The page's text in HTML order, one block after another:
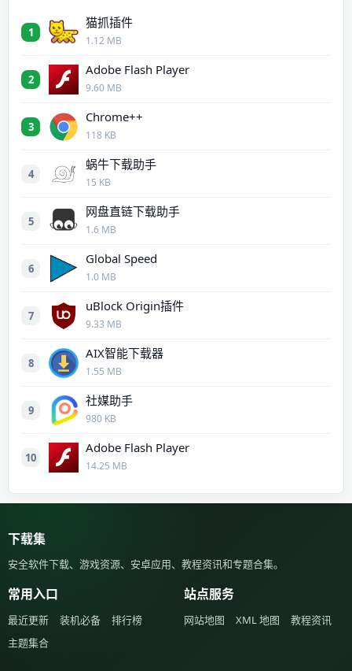
1
猫抓插件
1.12 MB
2
Adobe Flash Player
9.60 MB
3
Chrome++
118 KB
4
蜗牛下载助手
15 KB
5
网盘直链下载助手
1.6 MB
6
Global Speed
1.0 MB
7
uBlock Origin插件
9.33 MB
8
AIX智能下载器
1.55 MB
9
社媒助手
980 KB
10
Adobe Flash Player
14.25 MB
下载集
安全软件下载、游戏资源、安卓应用、教程资讯和专题合集。
常用入口
最近更新 装机必备
排行榜
主题集合
站点服务
网站地图 XML 地图 教程资讯